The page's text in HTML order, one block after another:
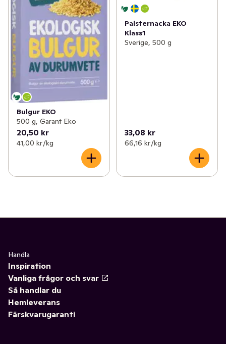
Bulgur EKO
500 g, Garant Eko
20,50 kr
41,00 kr /kg
Palsternacka EKO
Klass1
Sverige, 500 g
33,08 kr
66,16 kr /kg
Handla
Inspiration
Vanliga frågor och svar
Så handlar du
Hemleverans
Färskvarugaranti